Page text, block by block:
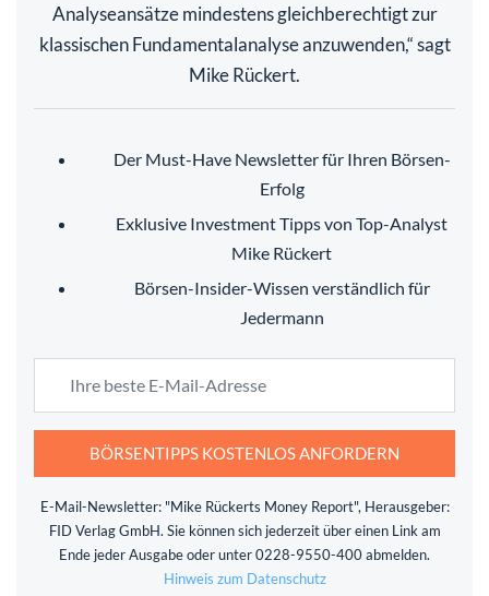
Analyseansätze mindestens gleichberechtigt zur
klassischen Fundamentalanalyse anzuwenden,“ sagt
Mike Rückert.
Der Must-Have Newsletter für Ihren Börsen-
Erfolg
Exklusive Investment Tipps von Top-Analyst
Mike Rückert
Börsen-Insider-Wissen verständlich für
Jedermann
BÖRSENTIPPS KOSTENLOS ANFORDERN
E-Mail-Newsletter: "Mike Rückerts Money Report", Herausgeber:
FID Verlag GmbH. Sie können sich jederzeit über einen Link am
Ende jeder Ausgabe oder unter 0228-9550-400 abmelden.
Hinweis zum Datenschutz